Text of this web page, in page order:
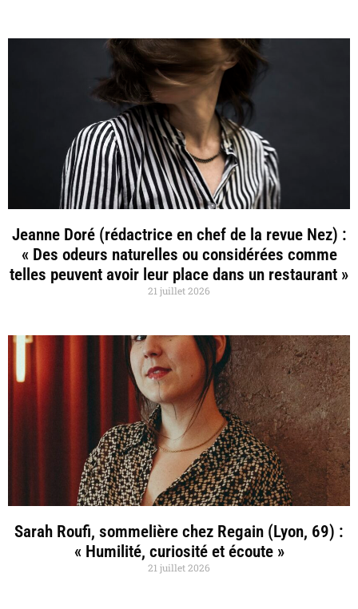
Jeanne Doré (rédactrice en chef de la revue Nez) :
« Des odeurs naturelles ou considérées comme
telles peuvent avoir leur place dans un restaurant »
21 juillet 2026
Sarah Roufi, sommelière chez Regain (Lyon, 69) :
« Humilité, curiosité et écoute »
21 juillet 2026